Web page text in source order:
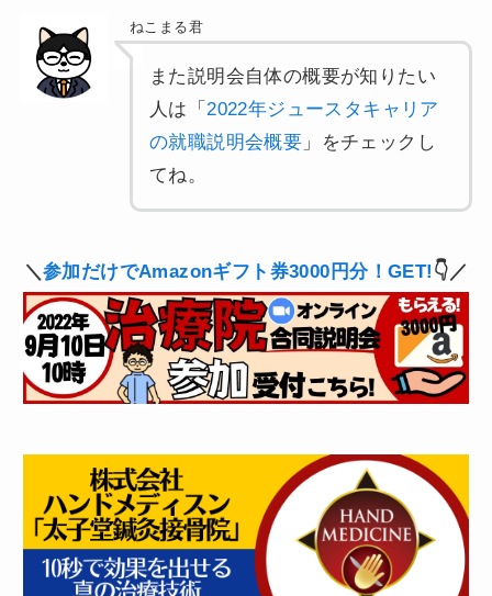
ねこまる君
また説明会自体の概要が知りたい
人は「2022年ジュースタキャリア
の就職説明会概要 」をチェックし
てね。
＼参加だけでAmazonギフト券3000円分！GET! 👇／